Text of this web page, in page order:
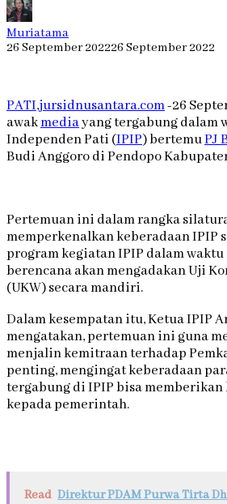
Muriatama
26 September 202226 September 2022
PATI,jursidnusantara.com-26
awakmediayang tergabung dalam
Independen Pati (IPIP) bertemuPJ
Budi Anggoro di Pendopo
Pertemuan ini dalam rangka
memperkenalkan keberadaan IPIP
program kegiatan IPIP dalam
berencana akan mengadakan Uji
(UKW) secara mandiri.
Dalam kesempatan itu, Ketua IPIP
mengatakan, pertemuan ini guna
menjalin kemitraan terhadap
penting, mengingat keberadaan
tergabung di IPIP bisa
kepada pemerintah.
Read Direktur PDAM Purwa Tirta